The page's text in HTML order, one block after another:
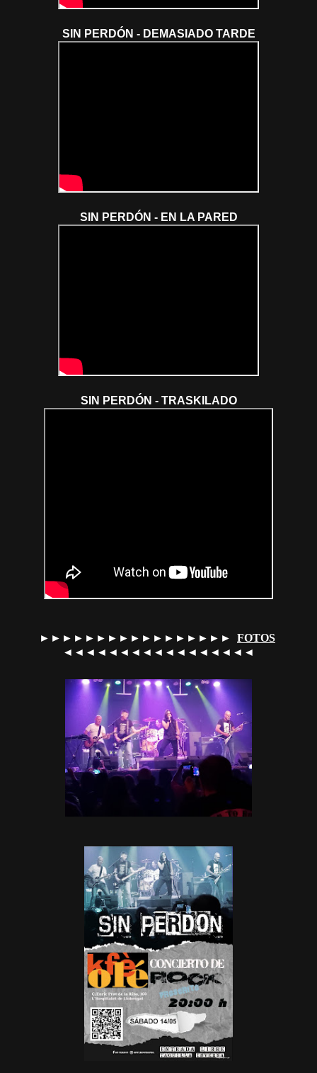
SIN PERDÓN - DEMASIADO TARDE
SIN PERDÓN - EN LA PARED
SIN PERDÓN - TRASKILADO
►►►►►►►►►►►►►►►►► FOTOS
◄◄◄◄◄◄◄◄◄◄◄◄◄◄◄◄◄